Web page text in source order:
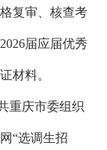
复审、核查考
2026届应届优秀
材料。
重庆市委组织
“选调生招